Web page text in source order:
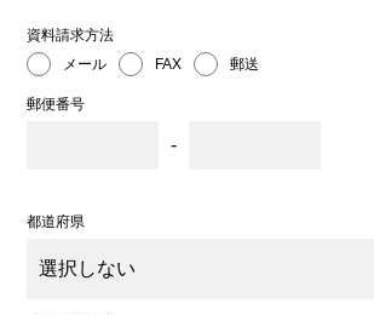
資料請求方法
メール
FAX 郵送
郵便番号
-
都道府県